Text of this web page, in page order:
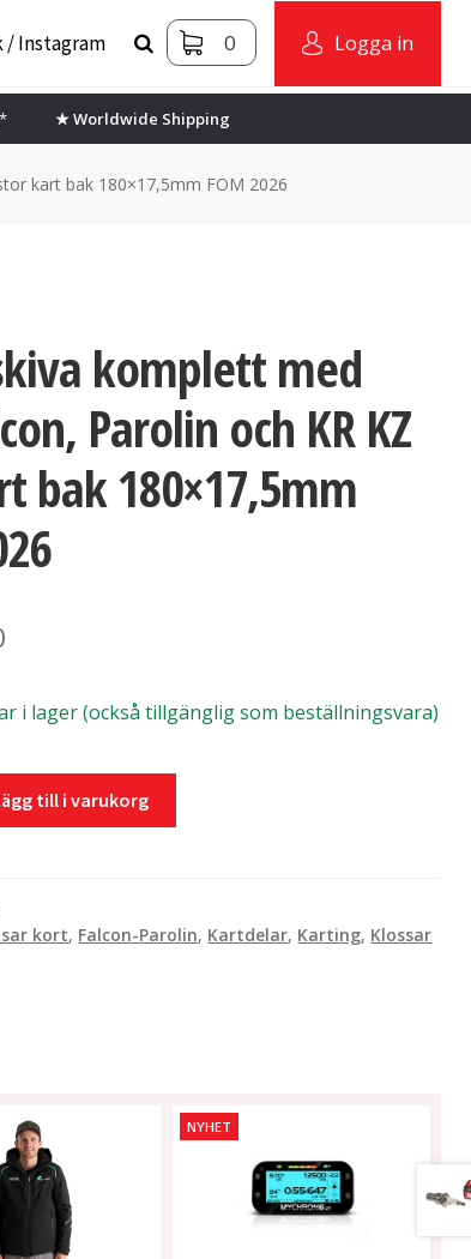
Logga in
/ Instagram 0
★ Worldwide Shipping
kart bak 180×17,5mm FOM 2026
komplett med
Parolin och KR KZ
bak 180×17,5mm
i lager (också tillgänglig som beställningsvara)
till i varukorg
kort, Falcon-Parolin, Kartdelar, Karting, Klossar
NYHET